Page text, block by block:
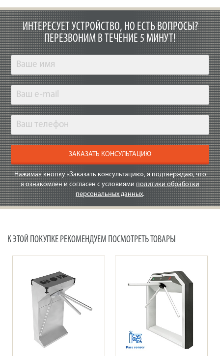
ИНТЕРЕСУЕТ УСТРОЙСТВО, НО ЕСТЬ ВОПРОСЫ?
ПЕРЕЗВОНИМ В ТЕЧЕНИЕ 5 МИНУТ!
ЗАКАЗАТЬ КОНСУЛЬТАЦИЮ
Нажимая кнопку «Заказать консультацию», я подтверждаю, что
я ознакомлен и согласен с условиями политики обработки
персональных данных.
К ЭТОЙ ПОКУПКЕ РЕКОМЕНДУЕМ ПОСМОТРЕТЬ ТОВАРЫ